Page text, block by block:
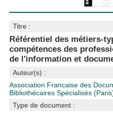
Titre :
Référentiel des métiers-
compétences des
de l'information et
Auteur(s) :
Association Francaise des
Bibliothécaires Spécialisés
Type de document :